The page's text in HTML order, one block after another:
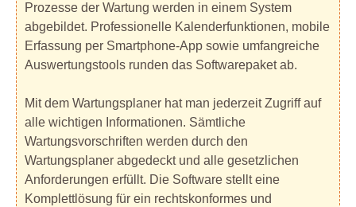
Prozesse der Wartung werden in einem System
abgebildet. Professionelle Kalenderfunktionen, mobile
Erfassung per Smartphone-App sowie umfangreiche
Auswertungstools runden das Softwarepaket ab.
Mit dem Wartungsplaner hat man jederzeit Zugriff auf
alle wichtigen Informationen. Sämtliche
Wartungsvorschriften werden durch den
Wartungsplaner abgedeckt und alle gesetzlichen
Anforderungen erfüllt. Die Software stellt eine
Komplettlösung für ein rechtskonformes und